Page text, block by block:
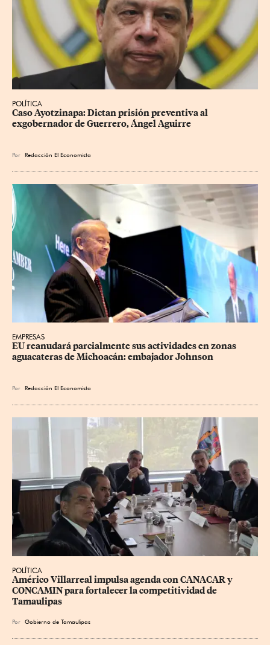
POLÍTICA
Caso Ayotzinapa: Dictan prisión preventiva al
exgobernador de Guerrero, Ángel Aguirre
Por Redacción El Economista
EMPRESAS
EU reanudará parcialmente sus actividades en zonas
aguacateras de Michoacán: embajador Johnson
Por Redacción El Economista
POLÍTICA
Américo Villarreal impulsa agenda con CANACAR y
CONCAMIN para fortalecer la competitividad de
Tamaulipas
Por Gobierno de Tamaulipas